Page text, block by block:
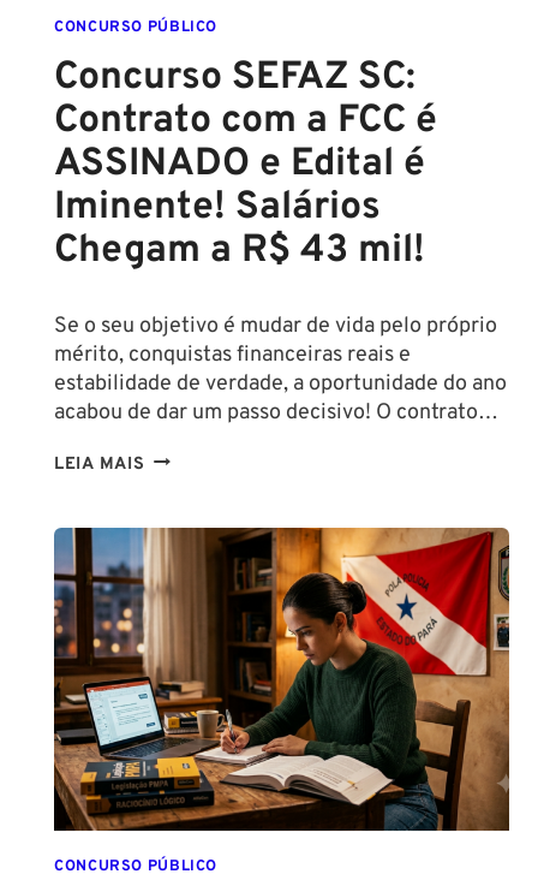
CONCURSO PÚBLICO
Concurso SEFAZ SC:
Contrato com a FCC é
ASSINADO e Edital é
Iminente! Salários
Chegam a R$ 43 mil!
Se o seu objetivo é mudar de vida pelo próprio
mérito, conquistas financeiras reais e
estabilidade de verdade, a oportunidade do ano
acabou de dar um passo decisivo! O contrato…
LEIA MAIS CONCURSO
CONTRATO
COM
A
FCC
É
ASSINADO
E
EDITAL
É
IMINENTE!
SALÁRIOS
CHEGAM
CONCURSO PÚBLICO